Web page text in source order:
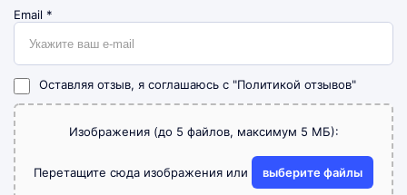
Email *
Оставляя отзыв, я соглашаюсь с "Политикой отзывов"
Изображения (до 5 файлов, максимум 5 МБ):
Перетащите сюда изображения или выберите файлы